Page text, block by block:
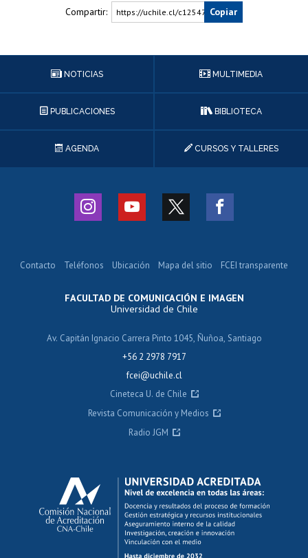
Compartir: https://uchile.cl/c125471Copiar
NOTICIAS MULTIMEDIA
PUBLICACIONES BIBLIOTECA
AGENDA CURSOS Y TALLERES
FACULTAD DE COMUNICACIÓN E IMAGEN
Universidad de Chile
Av. Capitán Ignacio Carrera Pinto 1045, Ñuñoa, Santiago
+56 2 2978 7917
fcei@uchile.cl
Contacto Teléfonos Ubicación Mapa del sitio FCEI transparente
Cineteca U. de Chile
Revista Comunicación y Medios
Radio JGM